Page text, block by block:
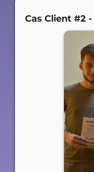
Cas Client #2